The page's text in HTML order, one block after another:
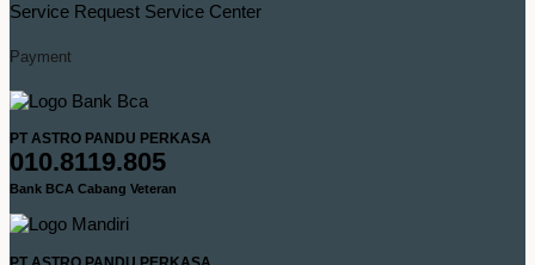
Service Request Service Center
Payment
PT ASTRO PANDU PERKASA
010.8119.805
Bank BCA Cabang Veteran